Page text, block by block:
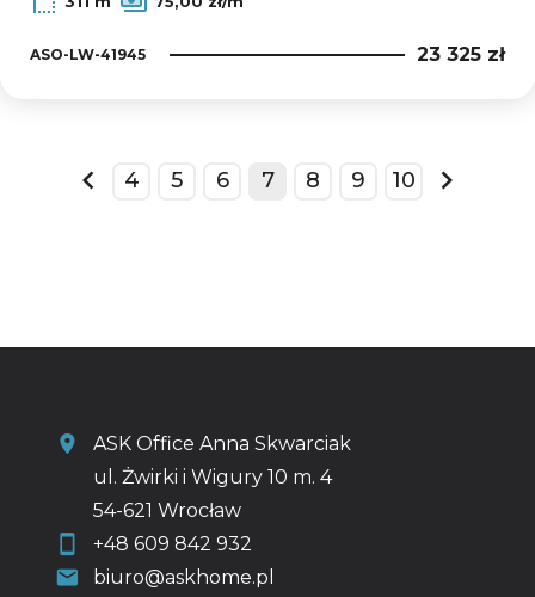
ASO-LW-41945 23 325 zł
prev
4 5 6 7 8 9 10
next
ASK Office Anna Skwarciak
ul. Żwirki i Wigury 10 m. 4
54-621 Wrocław
+48 609 842 932
biuro@askhome.pl